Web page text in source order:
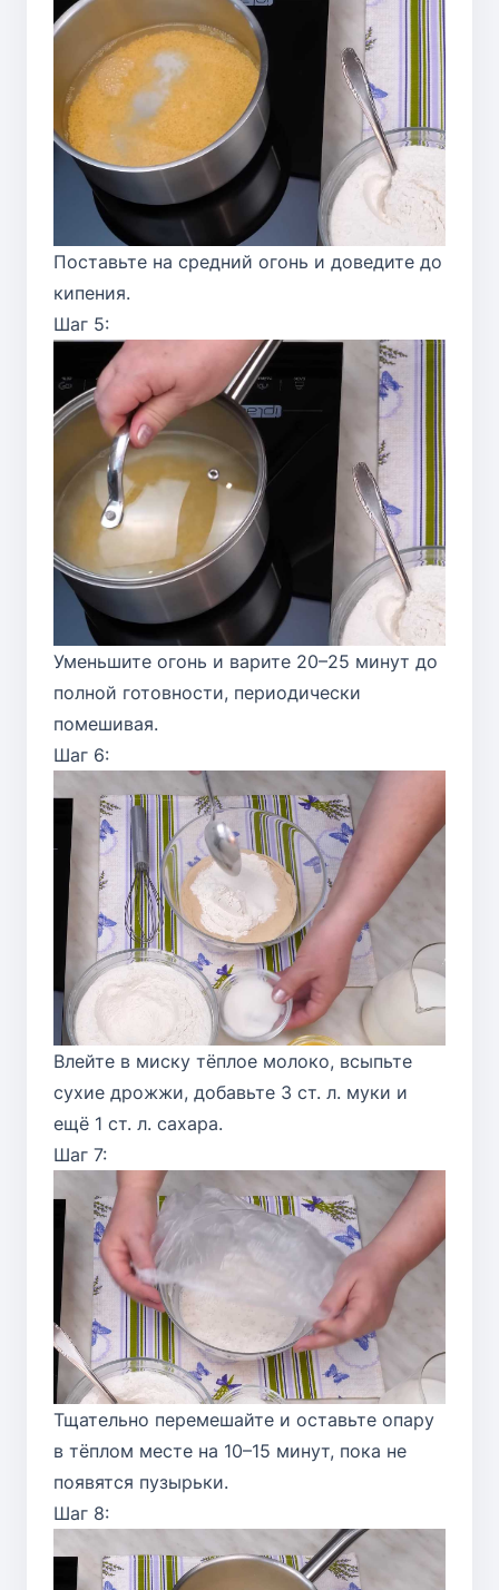
Поставьте на средний огонь и доведите до
кипения.
Шаг 5:
Уменьшите огонь и варите 20–25 минут до
полной готовности, периодически
помешивая.
Шаг 6:
Влейте в миску тёплое молоко, всыпьте
сухие дрожжи, добавьте 3 ст. л. муки и
ещё 1 ст. л. сахара.
Шаг 7:
Тщательно перемешайте и оставьте опару
в тёплом месте на 10–15 минут, пока не
появятся пузырьки.
Шаг 8: